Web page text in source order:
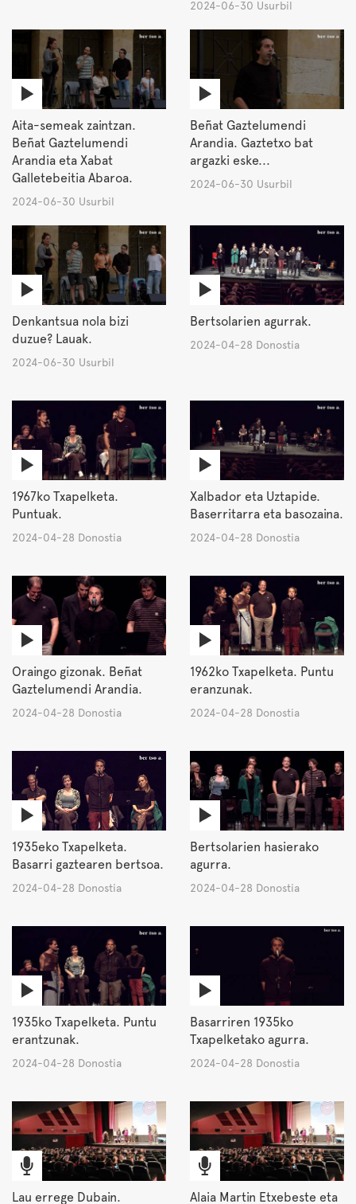
2024-06-30 Usurbil
Aita-semeak zaintzan.
Beñat Gaztelumendi
Arandia eta Xabat
Galletebeitia Abaroa.
2024-06-30 Usurbil
Beñat Gaztelumendi
Arandia. Gaztetxo bat
argazki eske...
2024-06-30 Usurbil
Denkantsua nola bizi
duzue? Lauak.
2024-06-30 Usurbil
Bertsolarien agurrak.
2024-04-28 Donostia
1967ko Txapelketa.
Puntuak.
2024-04-28 Donostia
Xalbador eta Uztapide.
Baserritarra eta basozaina.
2024-04-28 Donostia
Oraingo gizonak. Beñat
Gaztelumendi Arandia.
2024-04-28 Donostia
1962ko Txapelketa. Puntu
eranzunak.
2024-04-28 Donostia
1935eko Txapelketa.
Basarri gaztearen bertsoa.
2024-04-28 Donostia
Bertsolarien hasierako
agurra.
2024-04-28 Donostia
1935ko Txapelketa. Puntu
erantzunak.
2024-04-28 Donostia
Basarriren 1935ko
Txapelketako agurra.
2024-04-28 Donostia
Lau errege Dubain.
Alaia Martin Etxebeste eta